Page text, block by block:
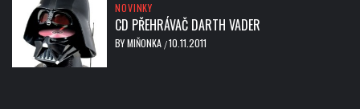
NOVINKY
CD PŘEHRÁVAČ DARTH VADER
BYMIŇONKA /10.11.2011